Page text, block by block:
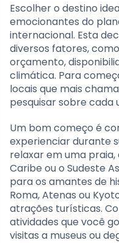
Escolher o destino
emocionantes do
internacional. Esta
diversos fatores,
orçamento,
climática. Para
locais que mais
pesquisar sobre cada
Um bom começo é
experienciar durante
relaxar em uma
Caribe ou o Sudeste
para os amantes de
Roma, Atenas ou
atrações turísticas.
atividades que você
visitas a museus ou